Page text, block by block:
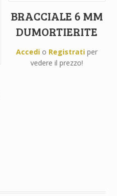
BRACCIALE 6 MM
DUMORTIERITE
Accedi o Registrati per
vedere il prezzo!